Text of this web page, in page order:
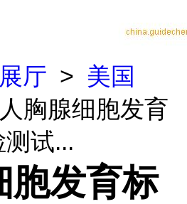
厅 > 美国
胸腺细胞发育
试...
胞发育标